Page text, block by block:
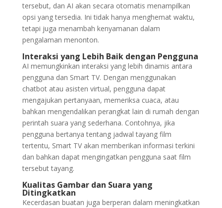
tersebut, dan AI akan secara otomatis menampilkan
opsi yang tersedia. Ini tidak hanya menghemat waktu,
tetapi juga menambah kenyamanan dalam
pengalaman menonton.
Interaksi yang Lebih Baik dengan Pengguna
AI memungkinkan interaksi yang lebih dinamis antara
pengguna dan Smart TV. Dengan menggunakan
chatbot atau asisten virtual, pengguna dapat
mengajukan pertanyaan, memeriksa cuaca, atau
bahkan mengendalikan perangkat lain di rumah dengan
perintah suara yang sederhana. Contohnya, jika
pengguna bertanya tentang jadwal tayang film
tertentu, Smart TV akan memberikan informasi terkini
dan bahkan dapat mengingatkan pengguna saat film
tersebut tayang.
Kualitas Gambar dan Suara yang
Ditingkatkan
Kecerdasan buatan juga berperan dalam meningkatkan